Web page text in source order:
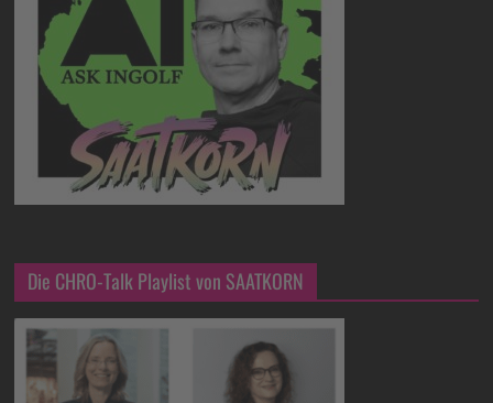
Die CHRO-Talk Playlist von SAATKORN